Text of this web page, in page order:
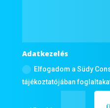
Adatkezelés
Elfogadom a Südy
tájékoztatójában